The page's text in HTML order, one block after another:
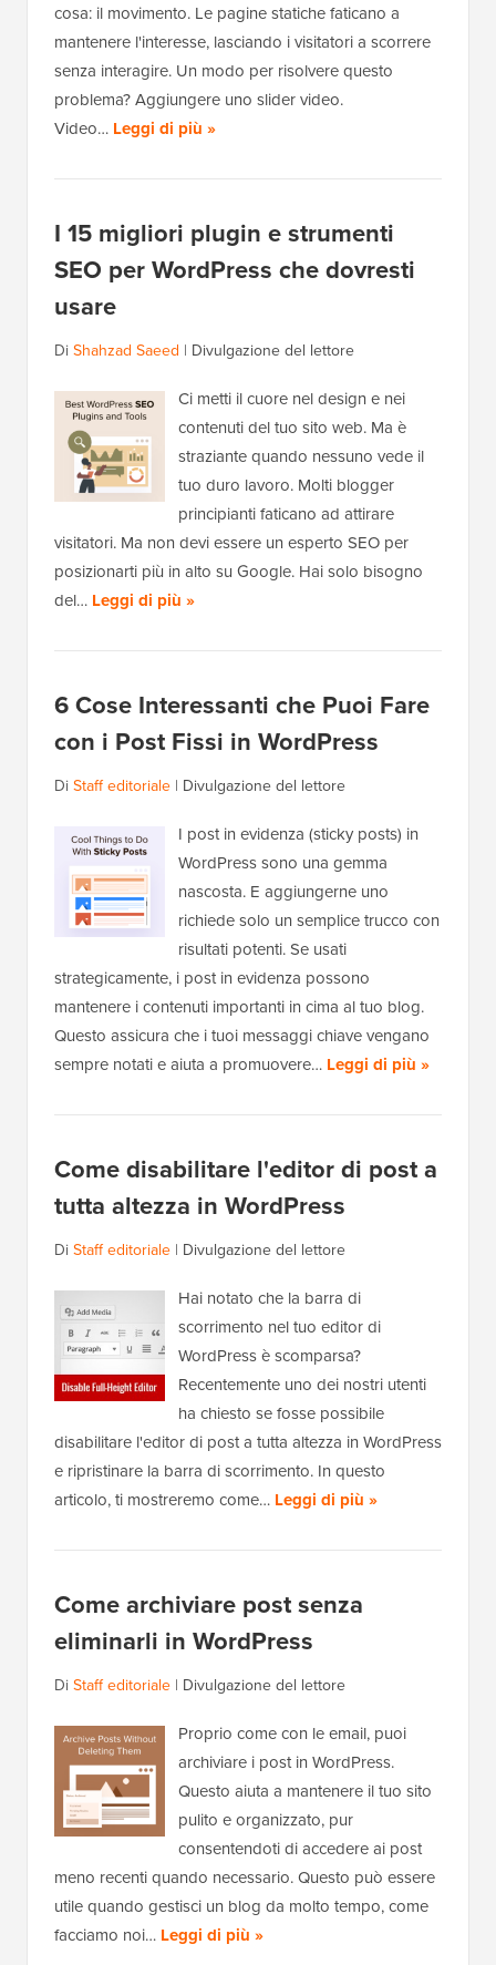
cosa: il movimento. Le pagine statiche faticano a
mantenere l'interesse, lasciando i visitatori a scorrere
senza interagire. Un modo per risolvere questo
problema? Aggiungere uno slider video.
Video… Leggi di più »
I 15 migliori plugin e strumenti
SEO per WordPress che dovresti
usare
Di Shahzad Saeed | Divulgazione del lettore
Ci metti il cuore nel design e nei
contenuti del tuo sito web. Ma è
straziante quando nessuno vede il
tuo duro lavoro. Molti blogger
principianti faticano ad attirare
visitatori. Ma non devi essere un esperto SEO per
posizionarti più in alto su Google. Hai solo bisogno
del… Leggi di più »
6 Cose Interessanti che Puoi Fare
con i Post Fissi in WordPress
Di Staff editoriale | Divulgazione del lettore
I post in evidenza (sticky posts) in
WordPress sono una gemma
nascosta. E aggiungerne uno
richiede solo un semplice trucco con
risultati potenti. Se usati
strategicamente, i post in evidenza possono
mantenere i contenuti importanti in cima al tuo blog.
Questo assicura che i tuoi messaggi chiave vengano
sempre notati e aiuta a promuovere… Leggi di più »
Come disabilitare l'editor di post a
tutta altezza in WordPress
Di Staff editoriale | Divulgazione del lettore
Hai notato che la barra di
scorrimento nel tuo editor di
WordPress è scomparsa?
Recentemente uno dei nostri utenti
ha chiesto se fosse possibile
disabilitare l'editor di post a tutta altezza in WordPress
e ripristinare la barra di scorrimento. In questo
articolo, ti mostreremo come… Leggi di più »
Come archiviare post senza
eliminarli in WordPress
Di Staff editoriale | Divulgazione del lettore
Proprio come con le email, puoi
archiviare i post in WordPress.
Questo aiuta a mantenere il tuo sito
pulito e organizzato, pur
consentendoti di accedere ai post
meno recenti quando necessario. Questo può essere
utile quando gestisci un blog da molto tempo, come
facciamo noi… Leggi di più »